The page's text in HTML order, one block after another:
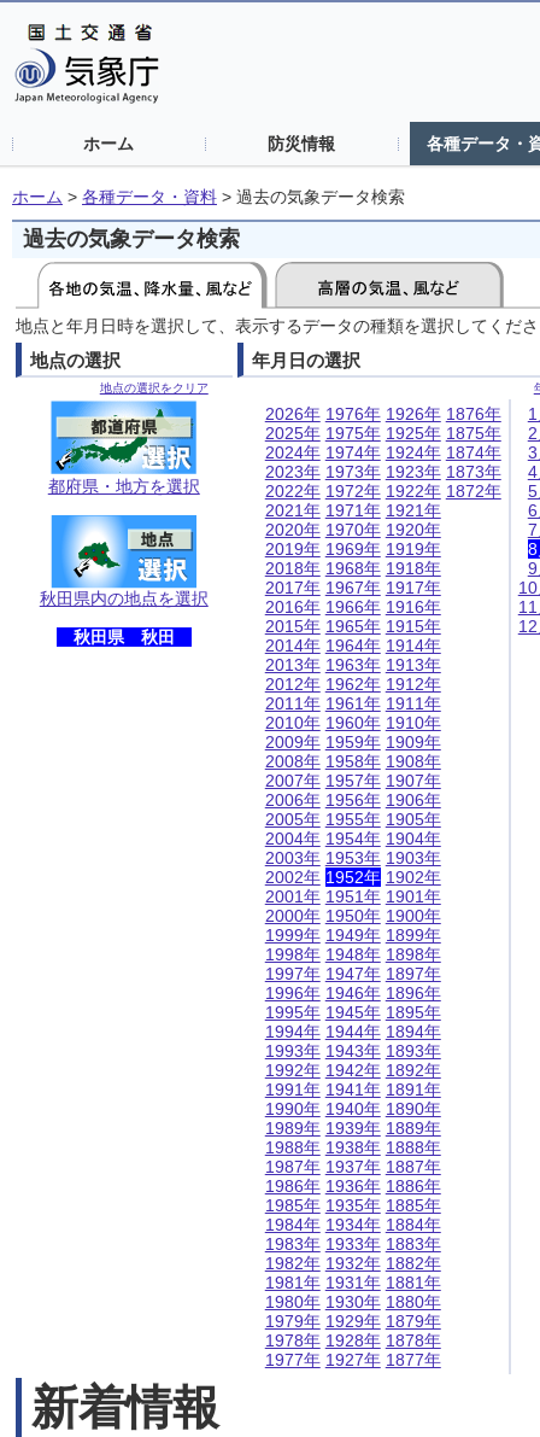
ホーム 防災情報 各種データ・
ホーム > 各種データ・資料 > 過去の気象データ検索
過去の気象データ検索
地点と年月日時を選択して、表示するデータの種類を選択してくだ
地点の選択
地点の選択をクリア
都府県・地方を選択
秋田県内の地点を選択
秋田県 秋田
年月日の選択
2026年
2025年
2024年
2023年
2022年
2021年
2020年
2019年
2018年
2017年
2016年
2015年
2014年
2013年
2012年
2011年
2010年
2009年
2008年
2007年
2006年
2005年
2004年
2003年
2002年
2001年
2000年
1999年
1998年
1997年
1996年
1995年
1994年
1993年
1992年
1991年
1990年
1989年
1988年
1987年
1986年
1985年
1984年
1983年
1982年
1981年
1980年
1979年
1978年
1977年
1976年
1975年
1974年
1973年
1972年
1971年
1970年
1969年
1968年
1967年
1966年
1965年
1964年
1963年
1962年
1961年
1960年
1959年
1958年
1957年
1956年
1955年
1954年
1953年
1952年
1951年
1950年
1949年
1948年
1947年
1946年
1945年
1944年
1943年
1942年
1941年
1940年
1939年
1938年
1937年
1936年
1935年
1934年
1933年
1932年
1931年
1930年
1929年
1928年
1927年
1926年
1925年
1924年
1923年
1922年
1921年
1920年
1919年
1918年
1917年
1916年
1915年
1914年
1913年
1912年
1911年
1910年
1909年
1908年
1907年
1906年
1905年
1904年
1903年
1902年
1901年
1900年
1899年
1898年
1897年
1896年
1895年
1894年
1893年
1892年
1891年
1890年
1889年
1888年
1887年
1886年
1885年
1884年
1883年
1882年
1881年
1880年
1879年
1878年
1877年
1876年
1875年
1874年
1873年
1872年
新着情報